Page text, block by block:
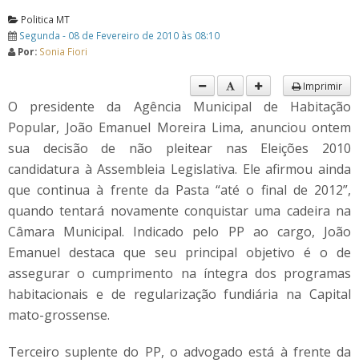
Politica MT
Segunda - 08 de Fevereiro de 2010 às 08:10
Por: Sonia Fiori
Imprimir
O presidente da Agência Municipal de Habitação
Popular, João Emanuel Moreira Lima, anunciou ontem
sua decisão de não pleitear nas Eleições 2010
candidatura à Assembleia Legislativa. Ele afirmou ainda
que continua à frente da Pasta “até o final de 2012”,
quando tentará novamente conquistar uma cadeira na
Câmara Municipal. Indicado pelo PP ao cargo, João
Emanuel destaca que seu principal objetivo é o de
assegurar o cumprimento na íntegra dos programas
habitacionais e de regularização fundiária na Capital
mato-grossense.
Terceiro suplente do PP, o advogado está à frente da